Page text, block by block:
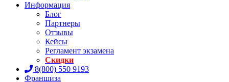
Информация
Блог
Партнеры
Отзывы
Кейсы
Регламент экзамена
Скидки
8(800) 550 9193
Франшиза